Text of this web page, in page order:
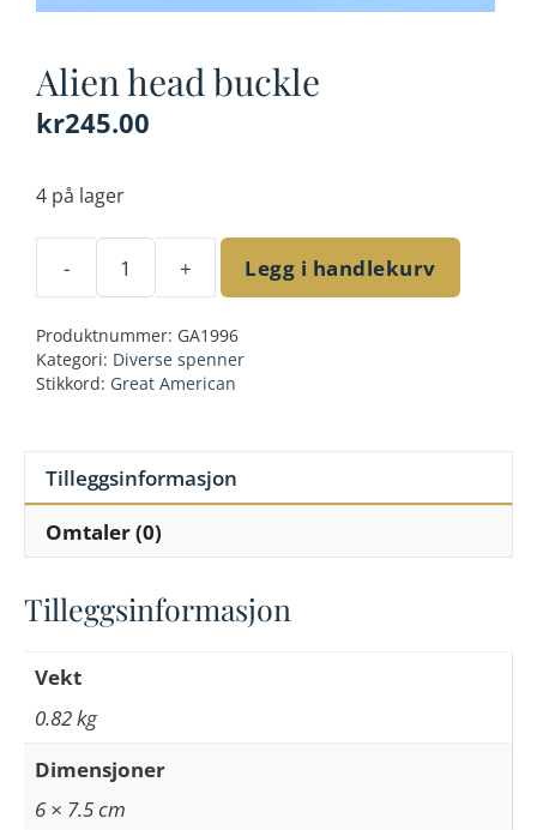
Alien head buckle
kr245.00
4 på lager
-
Alien
buckle
antall
+ Legg i handlekurv
Produktnummer: GA1996
Kategori: Diverse spenner
Stikkord: Great American
Tilleggsinformasjon
Omtaler (0)
Tilleggsinformasjon
Vekt
0.82 kg
Dimensjoner
6 × 7.5 cm